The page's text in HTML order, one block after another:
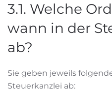
3.1. Welche
wann in der
ab?
Sie geben jeweils
Steuerkanzlei ab: